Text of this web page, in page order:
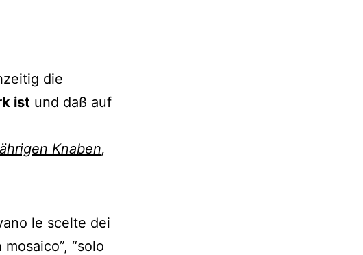
die
ist und daß auf
Knaben,
le scelte dei
“solo